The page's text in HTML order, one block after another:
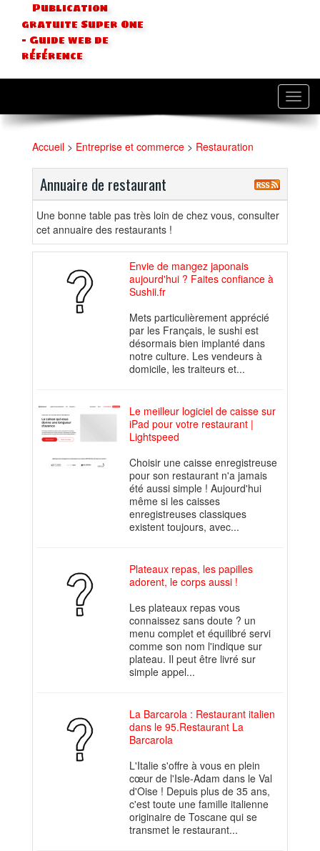
Publication
gratuite Super One
- Guide web de
référence
Accueil > Entreprise et commerce > Restauration
Annuaire de restaurant
Une bonne table pas très loin de chez vous, consulter
cet annuaire des restaurants !
Envie de mangez japonais
aujourd'hui ? Faites confiance à
Sushii.fr
Mets particulièrement apprécié
par les Français, le sushi est
désormais bien implanté dans
notre culture. Les vendeurs à
domicile, les traiteurs et...
Le meilleur logiciel de caisse sur
iPad pour votre restaurant |
Lightspeed
Choisir une caisse enregistreuse
pour son restaurant n'a jamais
été aussi simple ! Aujourd'hui
même si les caisses
enregistreuses classiques
existent toujours, avec...
Plateaux repas, les papilles
adorent, le corps aussi !
Les plateaux repas vous
connaissez sans doute ? un
menu complet et équilibré servi
comme son nom l'indique sur
plateau. Il peut être livré sur
simple appel...
La Barcarola : Restaurant italien
dans le 95.Restaurant La
Barcarola
L'Italie s'offre à vous en plein
cœur de l'Isle-Adam dans le Val
d'Oise ! Depuis plus de 35 ans,
c'est toute une famille italienne
originaire de Toscane qui se
transmet le restaurant...